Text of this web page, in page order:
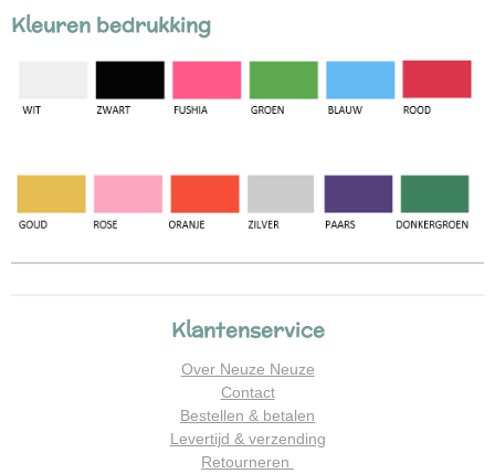
Kleuren bedrukking
Klantenservice
Over Neuze Neuze
Contact
Bestellen & betalen
Levertijd & verzending
Retourneren